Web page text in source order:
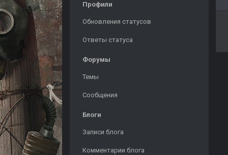
Профили
Обновления статусов
Ответы статуса
Форумы
Темы
Сообщения
Блоги
Записи блога
Комментарии блога